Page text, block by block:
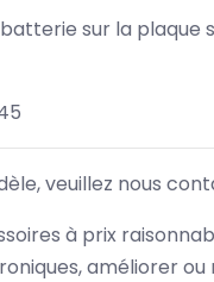
sur la plaque
veuillez nous
à prix
améliorer